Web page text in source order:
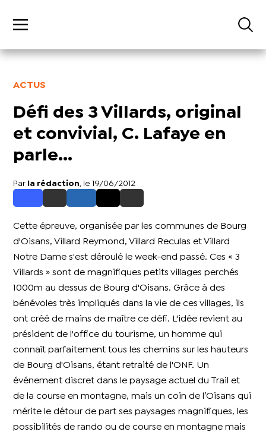
ACTUS
Défi des 3 Villards, original
et convivial, C. Lafaye en
parle...
Par la rédaction , le 19/06/2012
Cette épreuve, organisée par les communes de Bourg
d'Oisans, Villard Reymond, Villard Reculas et Villard
Notre Dame s'est déroulé le week-end passé. Ces « 3
Villards » sont de magnifiques petits villages perchés
1000m au dessus de Bourg d'Oisans. Grâce à des
bénévoles très impliqués dans la vie de ces villages, ils
ont créé de mains de maître ce défi. L'idée revient au
président de l'office du tourisme, un homme qui
connaît parfaitement tous les chemins sur les hauteurs
de Bourg d'Oisans, étant retraité de l'ONF. Un
événement discret dans le paysage actuel du Trail et
de la course en montagne, mais un coin de l’Oisans qui
mérite le détour de part ses paysages magnifiques, les
possibilités de rando ou de course en montagne mais